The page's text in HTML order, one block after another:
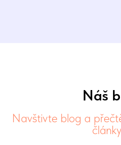
Náš
Navštivte blog a
články